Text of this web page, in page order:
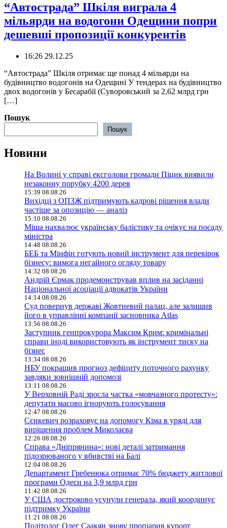
“Автострада” Шкіля виграла 4
мільярди на водогони Одещини попри
дешевші пропозиції конкурентів
16:26 29.12.25
“Автострада” Шкіля отримає ще понад 4 мільярди на
будівництво водогонів на Одещині У тендерах на будівництво
двох водогонів у Бесарабії (Суворовський за 2,62 млрд грн
[…]
Пошук
Пошук
Новини
На Волині у справі ексголови громади Піцик виявили
незаконну порубку 4200 дерев
15:39 08.08.26
Вихідці з ОПЗЖ підтримують кадрові рішення влади
частіше за опозицію — аналіз
15:10 08.08.26
Міша нахвалює українську балістику та очікує на посаду
міністра
14:48 08.08.26
БЕБ та Мінфін готують новий інструмент для перевірок
бізнесу: вимога негайного огляду товару
14:32 08.08.26
Андрій Єрмак продемонстрував вплив на засіданні
Національної асоціації адвокатів України
14:14 08.08.26
Суд повернув державі Жовтневий палац, але залишив
його в управлінні компанії засновника Atlas
13:56 08.08.26
Заступник генпрокурора Максим Крим: кримінальні
справи іноді використовують як інструмент тиску на
бізнес
13:34 08.08.26
НБУ покращив прогноз дефіциту поточного рахунку
завдяки зовнішній допомозі
13:11 08.08.26
У Верховній Раді зросла частка «мовчазного протесту»:
депутати масово ігнорують голосування
12:47 08.08.26
Сєнкевич розраховує на допомогу Кіма в уряді для
вирішення проблем Миколаєва
12:26 08.08.26
Справа «Дніпрянина»: нові деталі затримання
підозрюваного у вбивстві на Балі
12:04 08.08.26
Департамент Гребенюка отримає 70% бюджету житлової
програми Одеси на 3,9 млрд грн
11:42 08.08.26
У США достроково усунули генерала, який координує
підтримку України
11:21 08.08.26
Політолог Олег Саакян знову пропіарив курорт